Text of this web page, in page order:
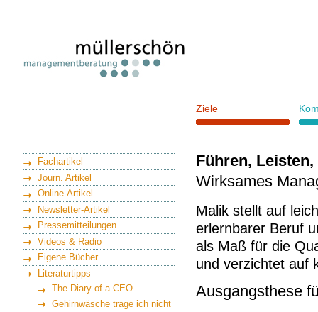
Ziele
Fachartikel
Journ. Artikel
Online-Artikel
Newsletter-Artikel
Pressemitteilungen
Videos & Radio
Eigene Bücher
Literaturtipps
The Diary of a CEO
Gehirnwäsche trage ich nicht
Führen, Leisten,
Wirksames
Malik stellt auf
erlernbarer Beruf
als Maß für die
und verzichtet auf
Ausgangsthese